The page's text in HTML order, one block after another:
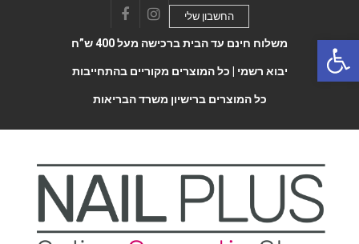
FacebookInstagram
החשבון שלי
משלוח חינם עד הבית ברכישה מעל 400 ש”ח
יבוא רשמי | כל המוצרים מקוריים בהתחייבות
כל המוצרים ברישיון משרד הבריאות